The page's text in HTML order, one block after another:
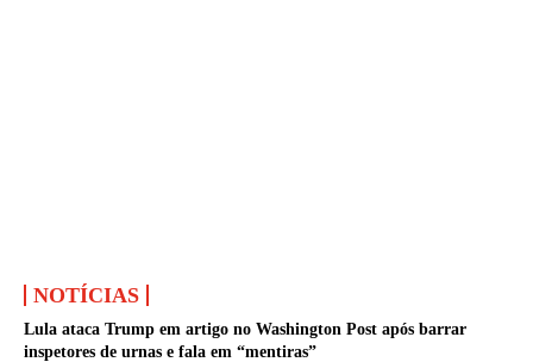
NOTÍCIAS
Lula ataca Trump em artigo no Washington Post após barrar
inspetores de urnas e fala em “mentiras”